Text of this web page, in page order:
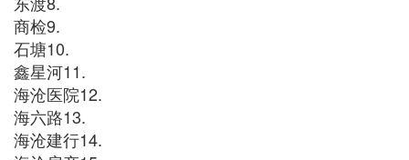
商检9.
石塘10.
鑫星河11.
海沧医院12.
海六路13.
海沧建行14.